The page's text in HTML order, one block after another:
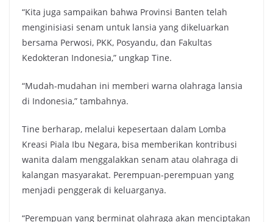
“Kita juga sampaikan bahwa Provinsi Banten telah
menginisiasi senam untuk lansia yang dikeluarkan
bersama Perwosi, PKK, Posyandu, dan Fakultas
Kedokteran Indonesia,” ungkap Tine.
“Mudah-mudahan ini memberi warna olahraga lansia
di Indonesia,” tambahnya.
Tine berharap, melalui kepesertaan dalam Lomba
Kreasi Piala Ibu Negara, bisa memberikan kontribusi
wanita dalam menggalakkan senam atau olahraga di
kalangan masyarakat. Perempuan-perempuan yang
menjadi penggerak di keluarganya.
“Perempuan yang berminat olahraga akan menciptakan